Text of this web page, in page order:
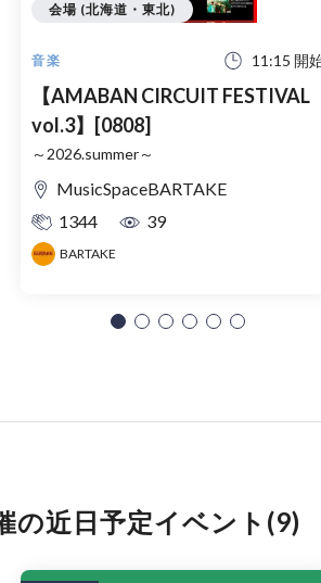
音楽 11:15 開
【AMABAN CIRCUIT FESTIVAL
vol.3】[0808]
～2026.summer～
MusicSpaceBARTAKE
1344
39
BARTAKE
会場 (北海道・東北)
の近日予定イベント(9)